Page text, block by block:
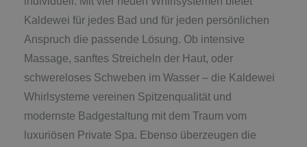
Kaldewei für jedes Bad und für jeden persönlichen
Anspruch die passende Lösung. Ob intensive
Massage, sanftes Streicheln der Haut, oder
schwereloses Schweben im Wasser – die Kaldewei
Whirlsysteme vereinen Spitzenqualität und
modernste Badgestaltung mit dem Traum vom
luxuriösen Private Spa. Ebenso überzeugen die